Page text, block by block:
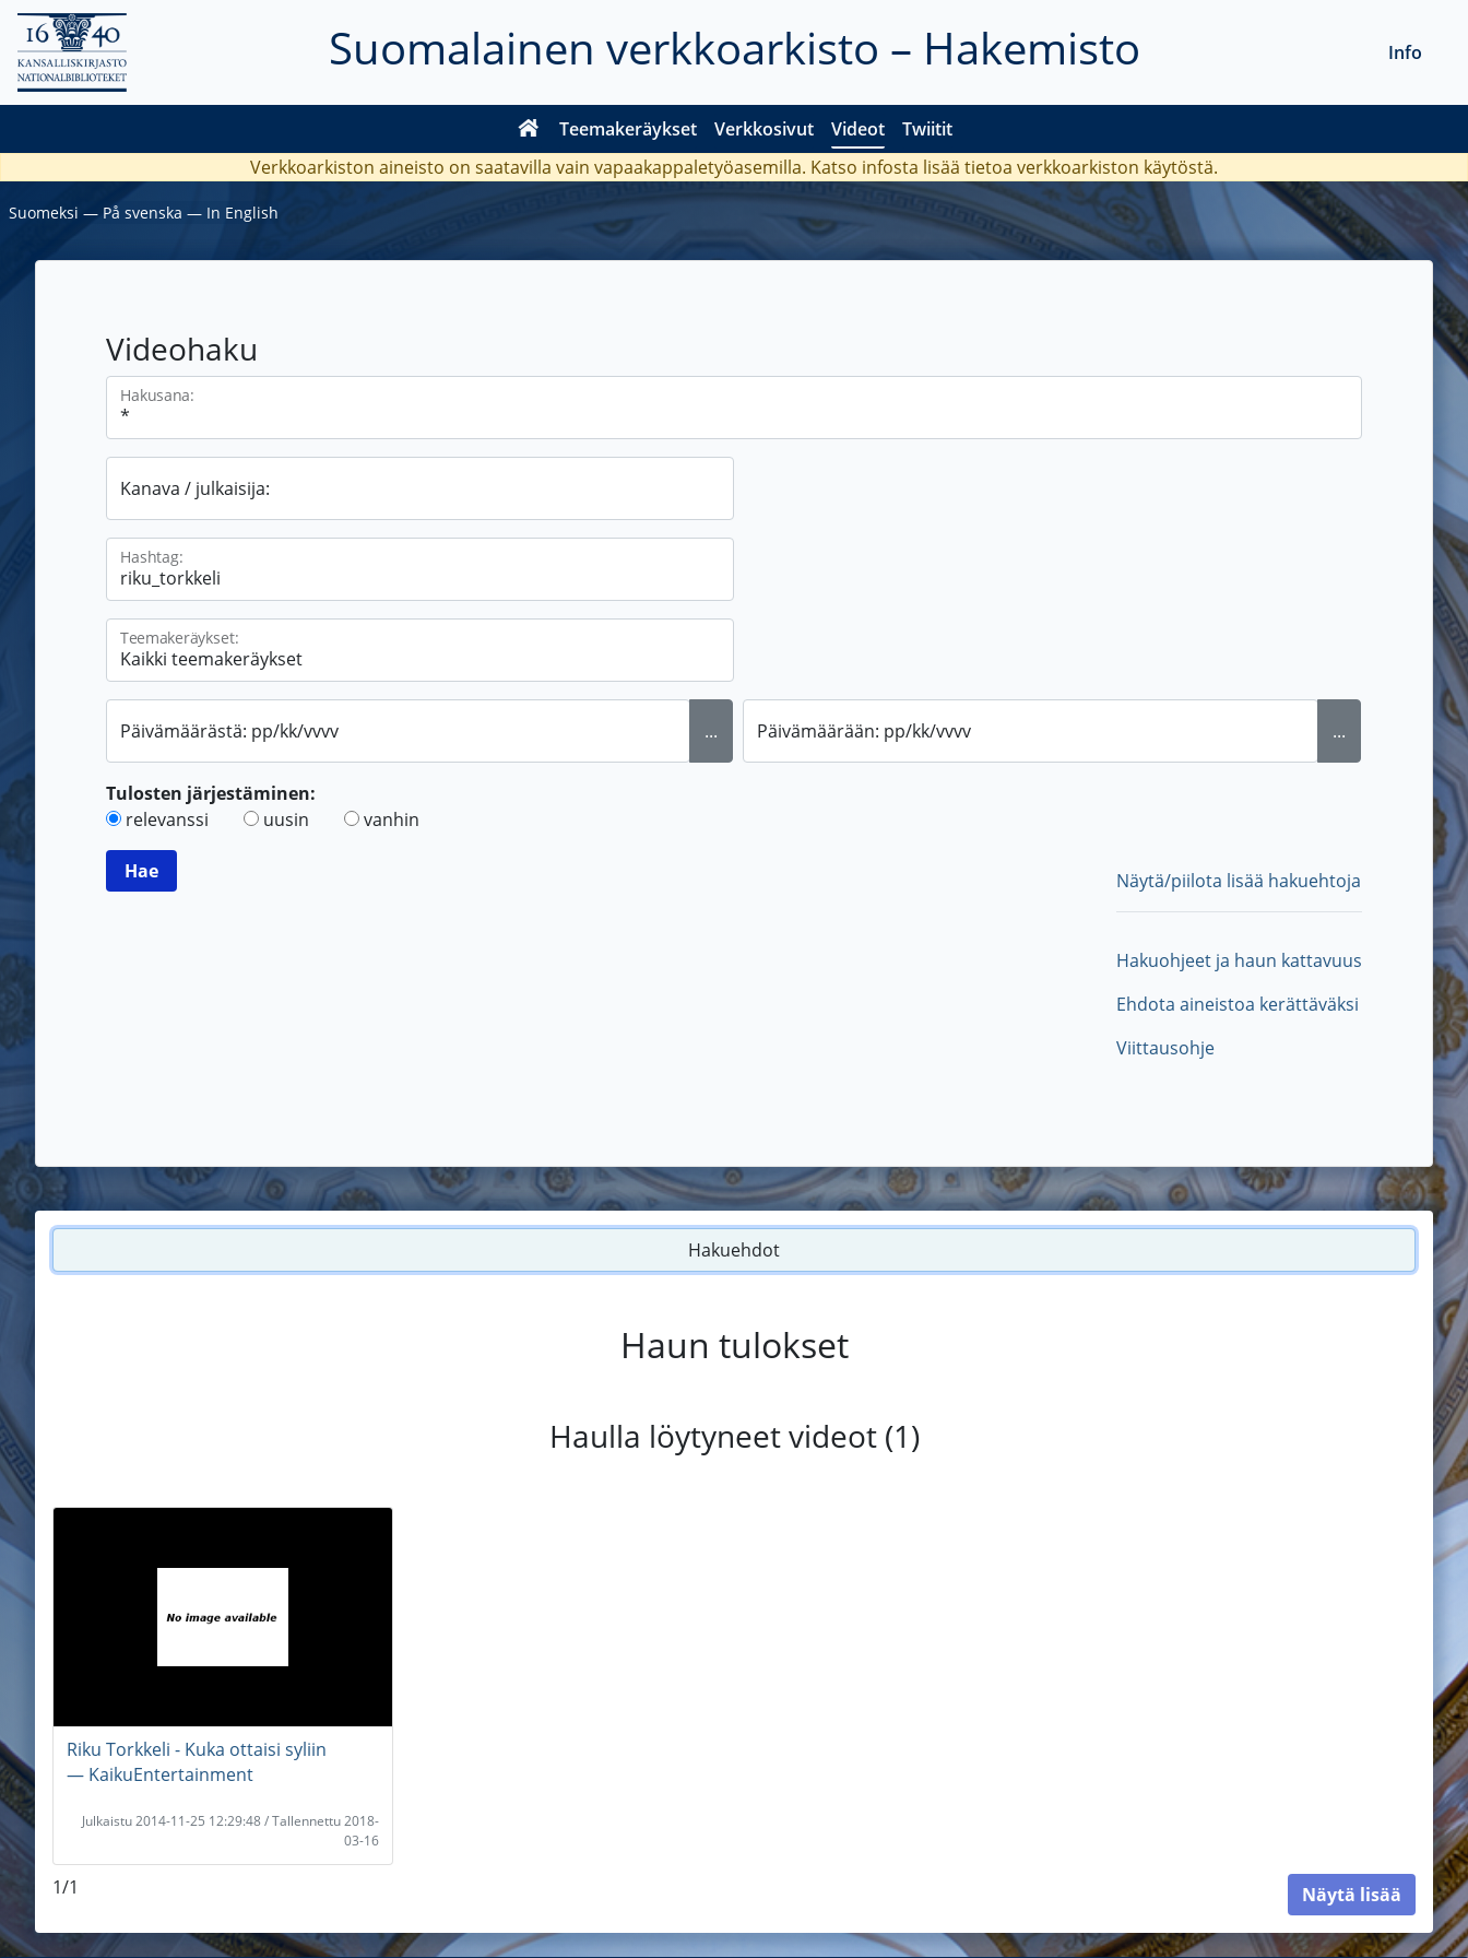
Suomalainen verkkoarkisto – Hakemisto
Teemakeräykset Verkkosivut Videot Twiitit
Info
Verkkoarkiston aineisto on saatavilla vain vapaakappaletyöasemilla. Katso infosta lisää tietoa verkkoarkiston käytöstä.
Suomeksi ― På svenska ― In English
Videohaku
Hakusana:
Kanava / julkaisija:
Hashtag:
Teemakeräykset:
Päivämäärästä: pp/kk/vvvv ... Päivämäärään: pp/kk/vvvv ...
Tulosten järjestäminen:
relevanssi
uusin vanhin
Näytä/piilota lisää hakuehtoja
Hakuohjeet ja haun kattavuus
Ehdota aineistoa kerättäväksi
Viittausohje
Hakuehdot
Haun tulokset
Haulla löytyneet videot (1)
Riku Torkkeli - Kuka ottaisi syliin
― KaikuEntertainment
Julkaistu 2014-11-25 12:29:48 / Tallennettu 2018-
03-16
1/1 Näytä lisää